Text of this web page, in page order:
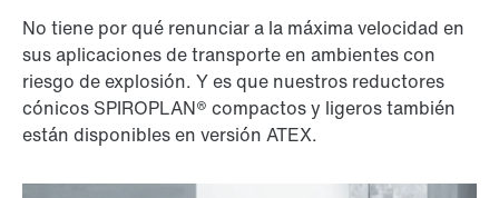
No tiene por qué renunciar a la máxima velocidad en
sus aplicaciones de transporte en ambientes con
riesgo de explosión. Y es que nuestros reductores
cónicos SPIROPLAN® compactos y ligeros también
están disponibles en versión ATEX.